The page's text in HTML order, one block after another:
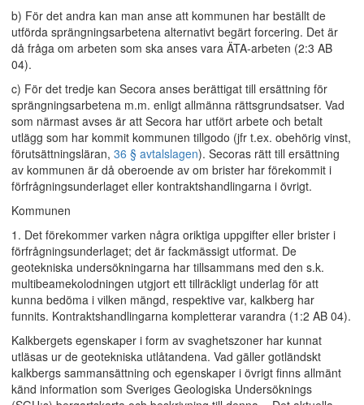
b) För det andra kan man anse att kommunen har beställt de
utförda sprängningsarbetena alternativt begärt forcering. Det är
då fråga om arbeten som ska anses vara ÄTA-arbeten (2:3 AB
04).
c) För det tredje kan Secora anses berättigat till ersättning för
sprängningsarbetena m.m. enligt allmänna rättsgrundsatser. Vad
som närmast avses är att Secora har utfört arbete och betalt
utlägg som har kommit kommunen tillgodo (jfr t.ex. obehörig vinst,
förutsättningsläran, 36 § avtalslagen). Secoras rätt till ersättning
av kommunen är då oberoende av om brister har förekommit i
förfrågningsunderlaget eller kontraktshandlingarna i övrigt.
Kommunen
1. Det förekommer varken några oriktiga uppgifter eller brister i
förfrågningsunderlaget; det är fackmässigt utformat. De
geotekniska undersökningarna har tillsammans med den s.k.
multibeamekolodningen utgjort ett tillräckligt underlag för att
kunna bedöma i vilken mängd, respektive var, kalkberg har
funnits. Kontraktshandlingarna kompletterar varandra (1:2 AB 04).
Kalkbergets egenskaper i form av svaghetszoner har kunnat
utläsas ur de geotekniska utlåtandena. Vad gäller gotländskt
kalkbergs sammansättning och egenskaper i övrigt finns allmänt
känd information som Sveriges Geologiska Undersöknings